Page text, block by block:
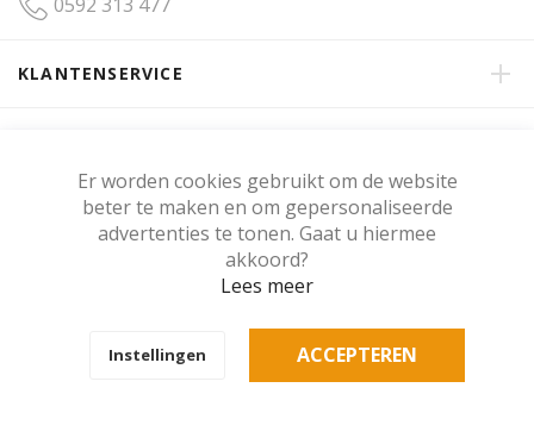
Er worden cookies gebruikt om de website
beter te maken en om gepersonaliseerde
advertenties te tonen. Gaat u hiermee
akkoord?
Lees meer
Instellingen ACCEPTEREN
KLANTENSERVICE
KLANTENBEOORDELING
Copyright © Gerritsma Interieur.